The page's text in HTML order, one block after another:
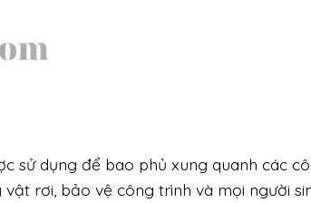
sử dụng để bao phủ xung quanh các
rơi, bảo vệ công trình và mọi người